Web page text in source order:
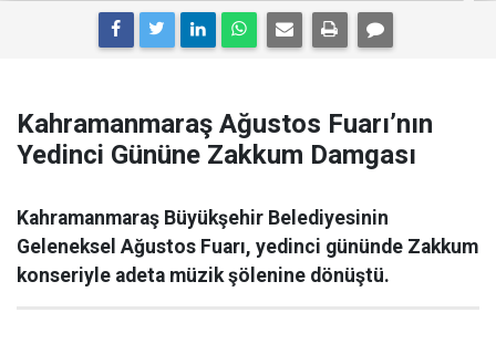
Kahramanmaraş Ağustos Fuarı’nın
Yedinci Gününe Zakkum Damgası
Kahramanmaraş Büyükşehir Belediyesinin
Geleneksel Ağustos Fuarı, yedinci gününde Zakkum
konseriyle adeta müzik şölenine dönüştü.